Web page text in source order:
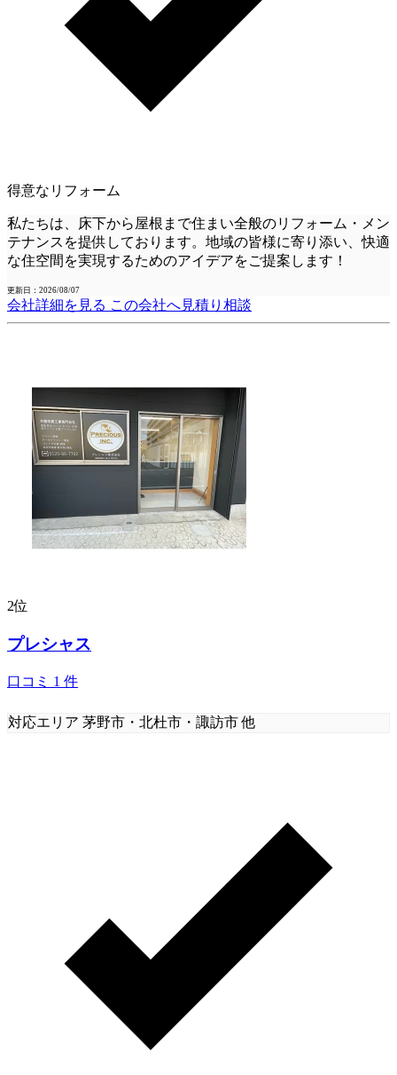
得意なリフォーム
私たちは、床下から屋根まで住まい全般のリフォーム・メン
テナンスを提供しております。地域の皆様に寄り添い、快適
な住空間を実現するためのアイデアをご提案します！
更新日：2026/08/07
会社詳細を見る この会社へ見積り相談
2位
プレシャス
口コミ 1 件
対応エリア 茅野市・北杜市・諏訪市 他